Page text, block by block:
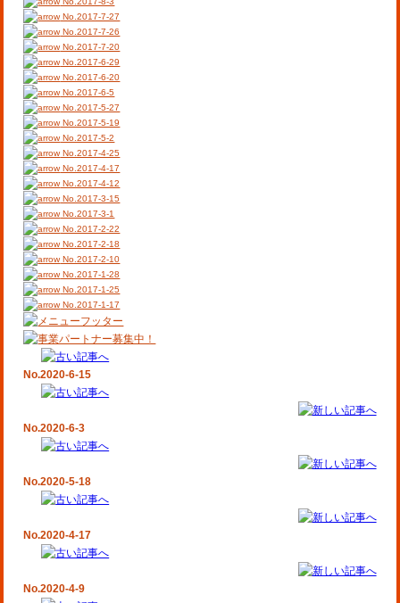
No.2017-7-27
No.2017-7-26
No.2017-7-20
No.2017-6-29
No.2017-6-20
No.2017-6-5
No.2017-5-27
No.2017-5-19
No.2017-5-2
No.2017-4-25
No.2017-4-17
No.2017-4-12
No.2017-3-15
No.2017-3-1
No.2017-2-22
No.2017-2-18
No.2017-2-10
No.2017-1-28
No.2017-1-25
No.2017-1-17
No.2020-6-15
No.2020-6-3
No.2020-5-18
No.2020-4-17
No.2020-4-9